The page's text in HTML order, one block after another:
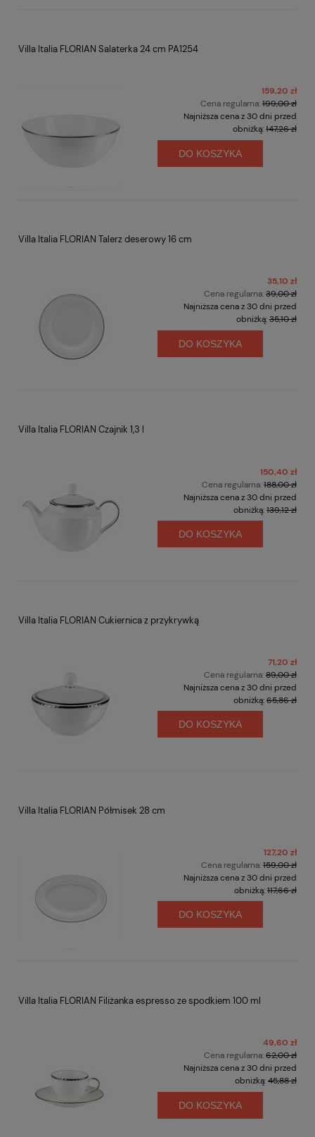
Villa Italia FLORIAN Salaterka 24 cm PA1254
159,20 zł
Cena regularna:199,00 zł
Najniższa cena z 30 dni przed
obniżką:147,26 zł
DO KOSZYKA
Villa Italia FLORIAN Talerz deserowy 16 cm
35,10 zł
Cena regularna:39,00 zł
Najniższa cena z 30 dni przed
obniżką:35,10 zł
DO KOSZYKA
Villa Italia FLORIAN Czajnik 1,3 l
150,40 zł
Cena regularna:188,00 zł
Najniższa cena z 30 dni przed
obniżką:139,12 zł
DO KOSZYKA
Villa Italia FLORIAN Cukiernica z przykrywką
71,20 zł
Cena regularna:89,00 zł
Najniższa cena z 30 dni przed
obniżką:65,86 zł
DO KOSZYKA
Villa Italia FLORIAN Półmisek 28 cm
127,20 zł
Cena regularna:159,00 zł
Najniższa cena z 30 dni przed
obniżką:117,66 zł
DO KOSZYKA
Villa Italia FLORIAN Filiżanka espresso ze spodkiem 100 ml
49,60 zł
Cena regularna:62,00 zł
Najniższa cena z 30 dni przed
obniżką:45,88 zł
DO KOSZYKA